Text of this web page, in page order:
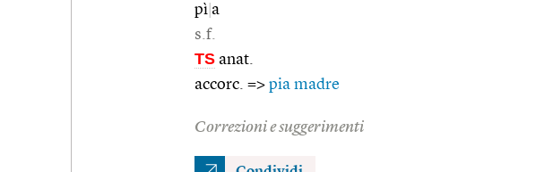
pì a
s.f.
TS anat.
accorc. => pia madre
Correzioni e suggerimenti